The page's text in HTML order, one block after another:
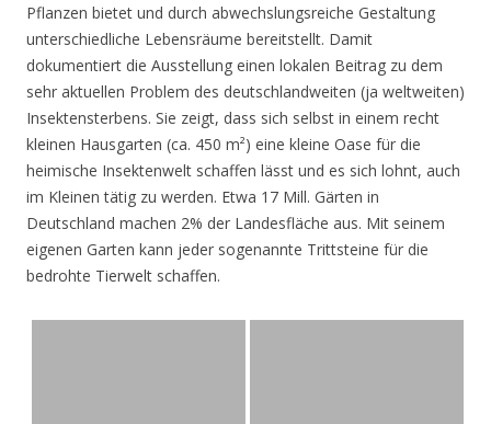
Pflanzen bietet und durch abwechslungsreiche Gestaltung
unterschiedliche Lebensräume bereitstellt. Damit
dokumentiert die Ausstellung einen lokalen Beitrag zu dem
sehr aktuellen Problem des deutschlandweiten (ja weltweiten)
Insektensterbens. Sie zeigt, dass sich selbst in einem recht
kleinen Hausgarten (ca. 450 m²) eine kleine Oase für die
heimische Insektenwelt schaffen lässt und es sich lohnt, auch
im Kleinen tätig zu werden. Etwa 17 Mill. Gärten in
Deutschland machen 2% der Landesfläche aus. Mit seinem
eigenen Garten kann jeder sogenannte Trittsteine für die
bedrohte Tierwelt schaffen.